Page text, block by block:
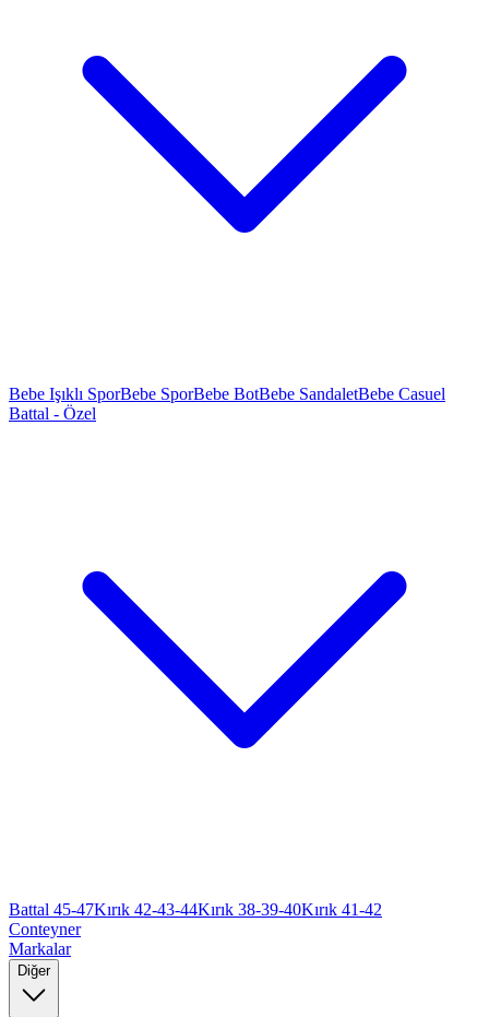
Bebe Işıklı SporBebe SporBebe BotBebe SandaletBebe Casuel
Battal - Özel
Battal 45-47Kırık 42-43-44Kırık 38-39-40Kırık 41-42
Conteyner
Markalar
Diğer